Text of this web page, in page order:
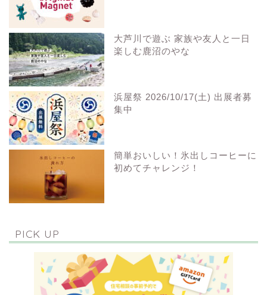
大芦川で遊ぶ 家族や友人と一日
楽しむ鹿沼のやな
浜屋祭 2026/10/17(土) 出展者募
集中
簡単おいしい！氷出しコーヒーに
初めてチャレンジ！
PICK UP